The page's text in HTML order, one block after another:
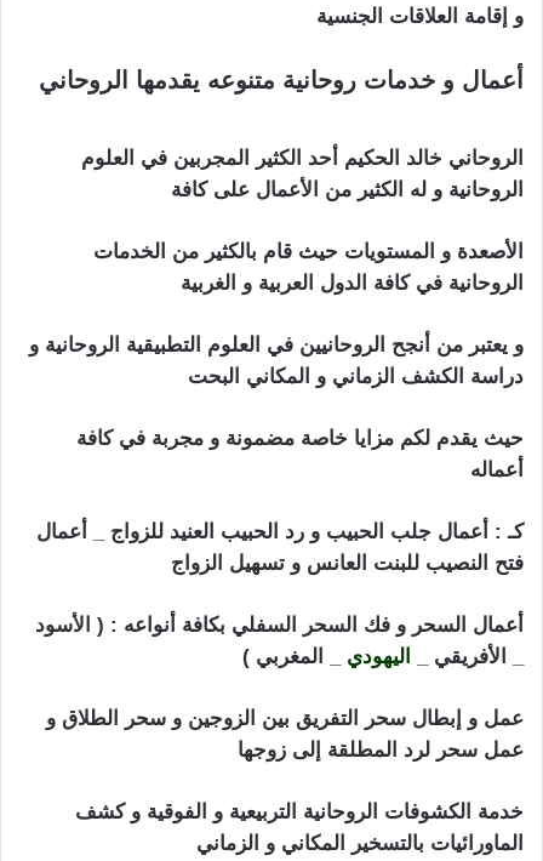
و إقامة العلاقات الجنسية
أعمال و خدمات روحانية متنوعه يقدمها الروحاني
الروحاني خالد الحكيم أحد الكثير المجربين في العلوم
الروحانية و له الكثير من الأعمال على كافة
الأصعدة و المستويات حيث قام بالكثير من الخدمات
الروحانية في كافة الدول العربية و الغربية
و يعتبر من أنجح الروحانيين في العلوم التطبيقية الروحانية و
دراسة الكشف الزماني و المكاني البحت
حيث يقدم لكم مزايا خاصة مضمونة و مجربة في كافة
أعماله
كـ : أعمال جلب الحبيب و رد الحبيب العنيد للزواج _ أعمال
فتح النصيب للبنت العانس و تسهيل الزواج
أعمال السحر و فك السحر السفلي بكافة أنواعه : ( الأسود
_ الأفريقي _
اليهودي _ المغربي )
عمل و إبطال سحر التفريق بين الزوجين و سحر الطلاق و
عمل سحر لرد المطلقة إلى زوجها
خدمة الكشوفات الروحانية التربيعية و الفوقية و كشف
الماورائيات بالتسخير المكاني و الزماني